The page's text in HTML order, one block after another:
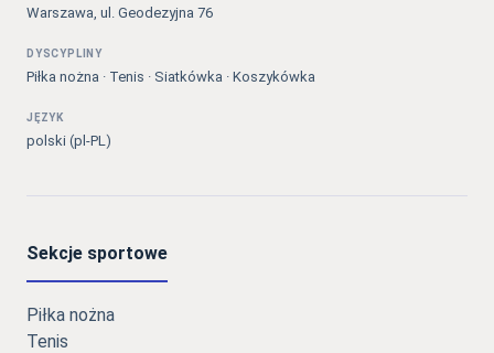
Warszawa, ul. Geodezyjna 76
DYSCYPLINY
Piłka nożna · Tenis · Siatkówka · Koszykówka
JĘZYK
polski (pl-PL)
Sekcje sportowe
Piłka nożna
Tenis